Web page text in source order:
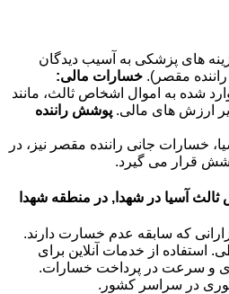
های پزشکی به آسیب دیدگان
مقصر). خسارات مالی:
شده به اموال اشخاص ثالث، مانند
ارزش های مالی. پوشش راننده
خسارات جانی راننده مقصر نیز، در
قرار می گیرد.
آسیا در شهدا, در منطقه شهدا
که سابقه عدم خسارت دارند.
استفاده از خدمات آنلاین برای
و سرعت در پرداخت خسارات.
در سراسر کشور.